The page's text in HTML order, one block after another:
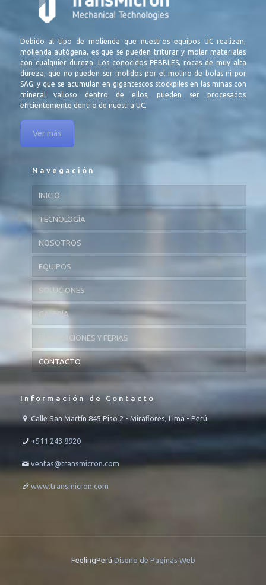
Debido al tipo de molienda que nuestros equipos UC realizan,
molienda autógena, es que se pueden triturar y moler materiales
con cualquier dureza. Los conocidos PEBBLES, rocas de muy alta
dureza, que no pueden ser molidos por el molino de bolas ni por
SAG; y que se acumulan en gigantescos stockpiles en las minas con
mineral valioso dentro de ellos, pueden ser procesados
eficientemente dentro de nuestra UC.
Ver más
Navegación
INICIO
TECNOLOGÍA
NOSOTROS
EQUIPOS
SOLUCIONES
GALERÍA
PUBLICACIONES Y FERIAS
CONTACTO
Información de Contacto
Calle San Martín 845 Piso 2 - Miraﬂores, Lima - Perú
+511 243 8920
ventas@transmicron.com
www.transmicron.com
FeelingPerú Diseño de Paginas Web